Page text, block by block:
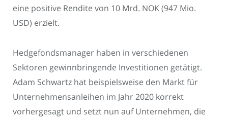
eine positive Rendite von 10 Mrd. NOK (947 Mio.
USD) erzielt.
Hedgefondsmanager haben in verschiedenen
Sektoren gewinnbringende Investitionen getätigt.
Adam Schwartz hat beispielsweise den Markt für
Unternehmensanleihen im Jahr 2020 korrekt
vorhergesagt und setzt nun auf Unternehmen, die